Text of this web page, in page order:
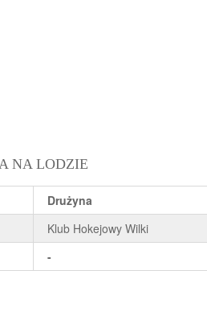
NA LODZIE
Drużyna
Klub Hokejowy Wilki
-